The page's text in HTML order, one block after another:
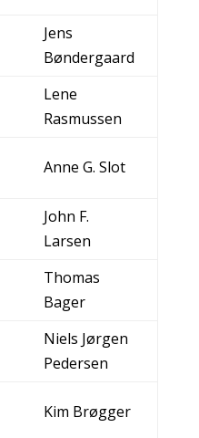
Jens
Bøndergaard
Lene
Rasmussen
Anne G. Slot
John F.
Larsen
Thomas
Bager
Niels Jørgen
Pedersen
Kim Brøgger